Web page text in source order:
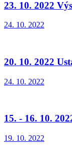
23. 10. 2022
24. 10. 2022
20. 10. 2022
24. 10. 2022
15. - 16. 10.
19. 10. 2022